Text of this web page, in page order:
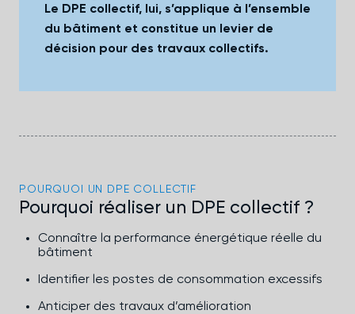
Le DPE collectif, lui, s’applique à l’ensemble
du bâtiment et constitue un levier de
décision pour des travaux collectifs.
POURQUOI UN DPE COLLECTIF
Pourquoi réaliser un DPE collectif ?
Connaître la performance énergétique réelle du
bâtiment
Identifier les postes de consommation excessifs
Anticiper des travaux d’amélioration